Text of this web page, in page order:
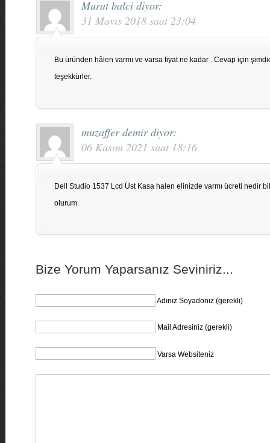
Murat balci diyor:
31 Mayıs 2018 saat 23:04
Bu üründen hâlen varmı ve varsa fiyat ne kadar . Cevap için
teşekkürler.
muzaffer demir diyor:
06 Kasım 2021 saat 18:16
Dell Studio 1537 Lcd Üst Kasa halen elinizde varmı ücreti nedir
olurum.
Bize Yorum Yaparsanız Seviniriz...
Adınız Soyadonız (gerekli)
Mail Adresiniz (gerekli)
Varsa Websiteniz